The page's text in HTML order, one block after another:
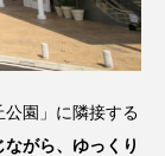
園」に隣接する
がら、ゆっくり